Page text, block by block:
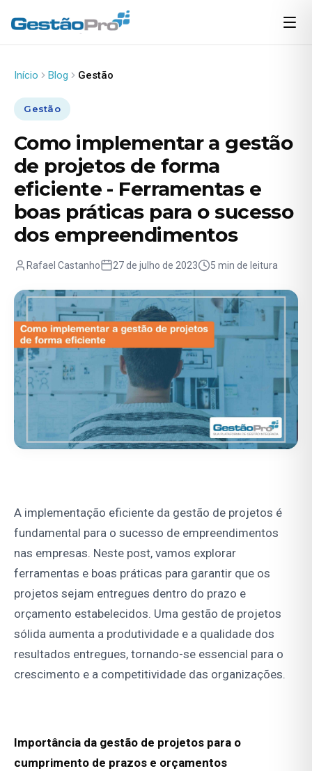
Início Blog Gestão
Gestão
Como implementar a gestão
de projetos de forma
eficiente - Ferramentas e
boas práticas para o sucesso
dos empreendimentos
Rafael Castanho 27 de julho de 2023 5 min de leitura
A implementação eficiente da gestão de projetos é
fundamental para o sucesso de empreendimentos
nas empresas. Neste post, vamos explorar
ferramentas e boas práticas para garantir que os
projetos sejam entregues dentro do prazo e
orçamento estabelecidos. Uma gestão de projetos
sólida aumenta a produtividade e a qualidade dos
resultados entregues, tornando-se essencial para o
crescimento e a competitividade das organizações.
Importância da gestão de projetos para o
cumprimento de prazos e orçamentos